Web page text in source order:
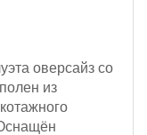
оверсайз со
из